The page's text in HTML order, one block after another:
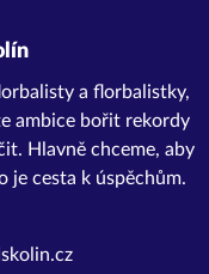
a florbalistky,
ambice bořit rekordy
Hlavně chceme, aby
je cesta k úspěchům.